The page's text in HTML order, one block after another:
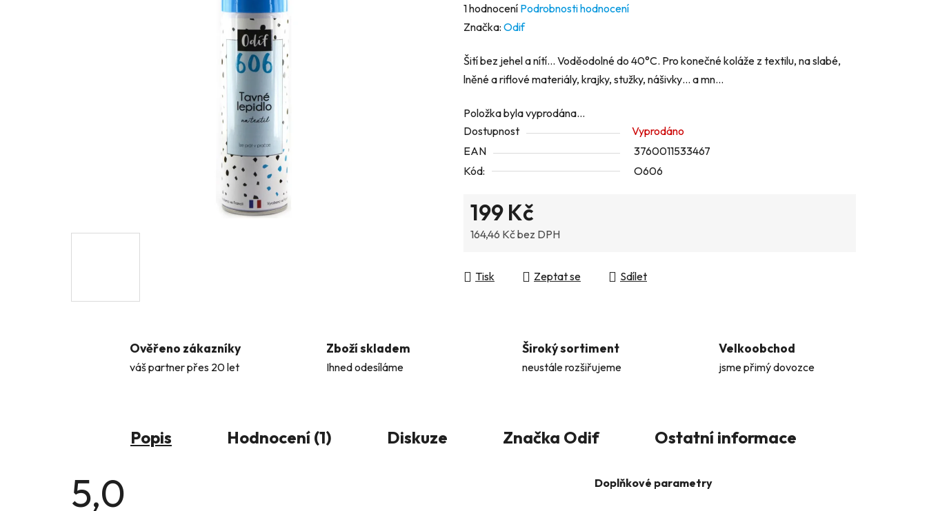
Průměrné
hodnocení
je
5,0
5
hvězdiček.
1 hodnocení Podrobnosti hodnocení
Značka: Odif
Šití bez jehel a nítí… Voděodolné do 40°C. Pro konečné koláže z textilu, na slabé,
lněné a riflové materiály, krajky, stužky, nášivky… a mn...
Položka byla vyprodána…
Dostupnost
Vyprodáno
EAN
3760011533467
Kód:
O606
199 Kč
164,46 Kč bez DPH
Tisk
Zeptat se Sdílet
Ověřeno zákazníky
váš partner přes 20 let
Zboží skladem
Ihned odesíláme
Široký sortiment
neustále rozšiřujeme
Velkoobchod
jsme přimý dovozce
Popis Hodnocení (1) Diskuze Značka Odif Ostatní informace
5,0 Doplňkové parametry